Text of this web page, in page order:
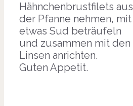
Hähnchenbrustfilets aus
der Pfanne nehmen, mit
etwas Sud beträufeln
und zusammen mit den
Linsen anrichten.
Guten Appetit.